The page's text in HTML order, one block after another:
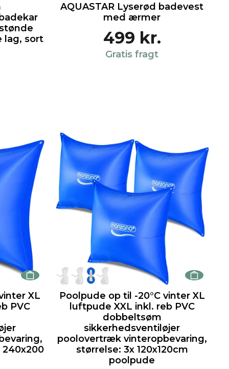
lag, sort
AQUASTAR Lyserød badevest
med ærmer
499 kr.
Gratis fragt
XL
PVC
Poolpude op til -20°C vinter XL
luftpude XXL inkl. reb PVC
dobbeltsøm
sikkerhedsventiløjer
poolovertræk vinteropbevaring,
størrelse: 3x 120x120cm
poolpude